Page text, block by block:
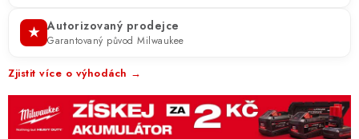
★ Autorizovaný prodejce
Garantovaný původ Milwaukee
Zjistit více o výhodách →